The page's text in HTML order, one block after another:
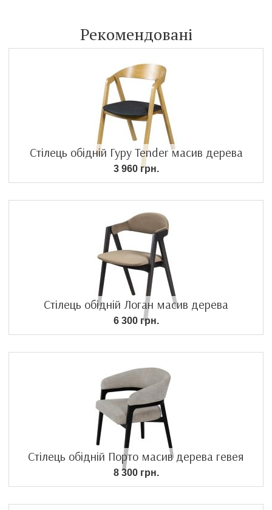
Рекомендовані
Стілець обідній Гуру Tender масив дерева
3 960 грн.
Стілець обідній Логан масив дерева
6 300 грн.
Стілець обідній Порто масив дерева гевея
8 300 грн.